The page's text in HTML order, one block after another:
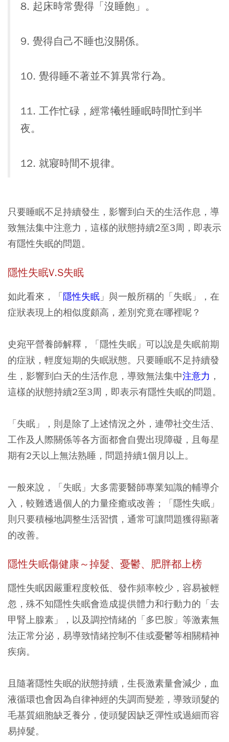
8. 起床時常覺得「沒睡飽」。
9. 覺得自己不睡也沒關係。
10. 覺得睡不著並不算異常行為。
11. 工作忙碌，經常犧牲睡眠時間忙到半
夜。
12. 就寢時間不規律。
只要睡眠不足持續發生，影響到白天的生活作息，導
致無法集中注意力，這樣的狀態持續2至3周，即表示
有隱性失眠的問題。
隱性失眠V.S失眠
如此看來，「隱性失眠 」與一般所稱的「失眠」，在
症狀表現上的相似度頗高，差別究竟在哪裡呢？
史宛平營養師解釋，「隱性失眠」可以說是失眠前期
的症狀，輕度短期的失眠狀態。只要睡眠不足持續發
生，影響到白天的生活作息，導致無法集中注意力 ，
這樣的狀態持續2至3周，即表示有隱性失眠的問題。
「失眠」，則是除了上述情況之外，連帶社交生活、
工作及人際關係等各方面都會自覺出現障礙，且每星
期有2天以上無法熟睡，問題持續1個月以上。
一般來說，「失眠」大多需要醫師專業知識的輔導介
入，較難透過個人的力量痊癒或改善；「隱性失眠」
則只要積極地調整生活習慣，通常可讓問題獲得顯著
的改善。
隱性失眠傷健康～掉髮、憂鬱、肥胖都上榜
隱性失眠因嚴重程度較低、發作頻率較少，容易被輕
忽，殊不知隱性失眠會造成提供體力和行動力的「去
甲腎上腺素」，以及調控情緒的「多巴胺」等激素無
法正常分泌，易導致情緒控制不佳或憂鬱等相關精神
疾病。
且隨著隱性失眠的狀態持續，生長激素量會減少，血
液循環也會因為自律神經的失調而變差，導致頭髮的
毛基質細胞缺乏養分，使頭髮因缺乏彈性或過細而容
易掉髮。